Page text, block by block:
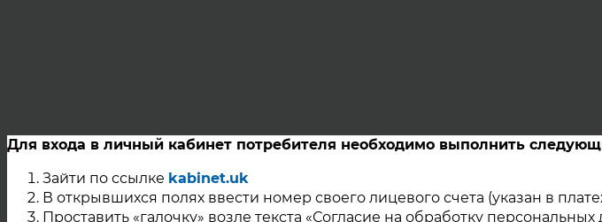
Для входа в личный кабинет потребителя необходимо выполнить
Зайти по ссылке kabinet.uk
В открывшихся полях ввести номер своего лицевого счета (указан в
Проставить «галочку» возле текста «Согласие на обработку персональных